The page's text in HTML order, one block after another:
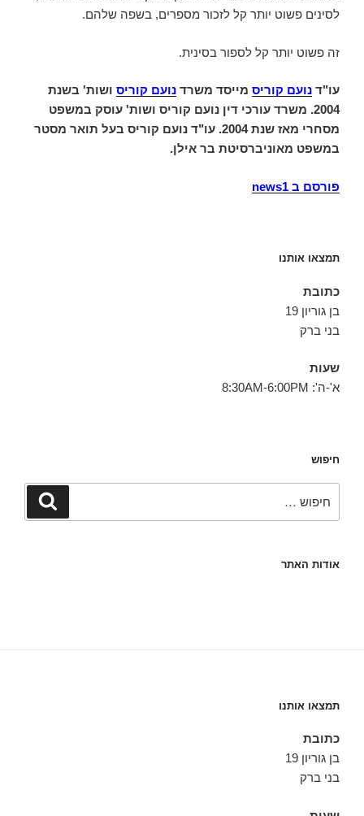
לסינים פשוט יותר קל לזכור מספרים, בשפה שלהם.
זה פשוט יותר קל לספור בסינית.
עו"ד נועם קוריס מייסד משרד נועם קוריס ושות' בשנת
2004. משרד עורכי דין נועם קוריס ושות' עוסק במשפט
מסחרי מאז שנת 2004. עו"ד נועם קוריס בעל תואר מסטר
במשפט מאוניברסיטת בר אילן.
פורסם ב news1
תמצאו אותנו
כתובת
בן גוריון 19
בני ברק
שעות
א'-ה': 8:30AM-6:00PM
חיפוש
חיפוש
אודות האתר
תמצאו אותנו
כתובת
בן גוריון 19
בני ברק